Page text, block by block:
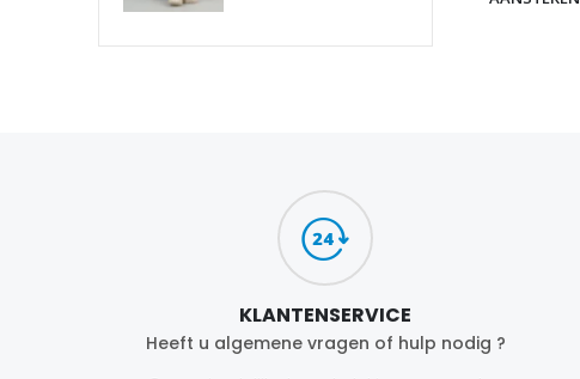
KLANTENSERVICE
Heeft u algemene vragen of hulp nodig ?